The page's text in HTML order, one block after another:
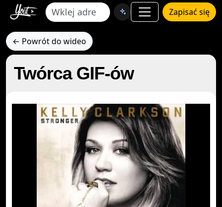
Zapisać się
← Powrót do wideo
Twórca GIF-ów